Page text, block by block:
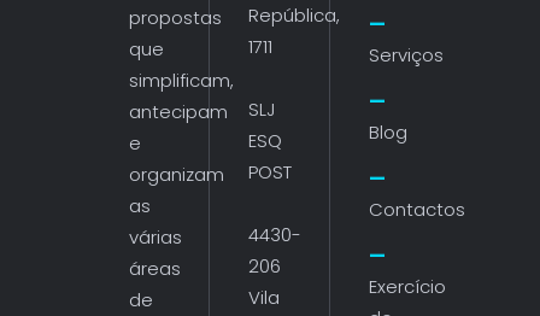
propostas
que
simplificam,
antecipam
e
organizam
as
várias
áreas
de
República,
1711
SLJ
ESQ
POST
4430-
206
Vila
Serviços
Blog
Contactos
Exercício